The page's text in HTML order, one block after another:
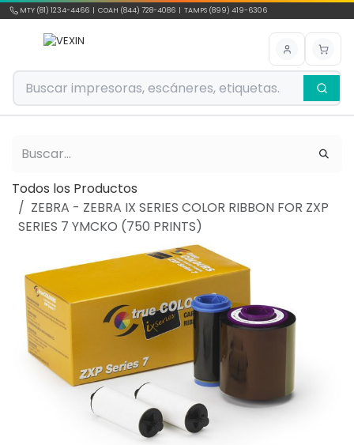
Ir al contenido
MTY (81) 1234-4466 | COAH (844) 728-4086 | TAMPS (899) 419-6306
Todos los Productos
ZEBRA - ZEBRA IX SERIES COLOR RIBBON FOR ZXP
SERIES 7 YMCKO (750 PRINTS)